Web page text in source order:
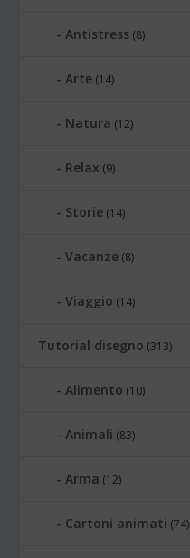
Antistress (8)
Arte (14)
Natura (12)
Relax (9)
Storie (14)
Vacanze (8)
Viaggio (14)
Tutorial disegno (313)
Alimento (10)
Animali (83)
Arma (12)
Cartoni animati (74)